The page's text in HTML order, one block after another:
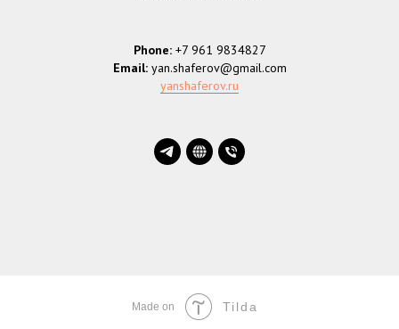
Phone:+7 961 9834827
Email:yan.shaferov@gmail.com
yanshaferov.ru
Made on Tilda